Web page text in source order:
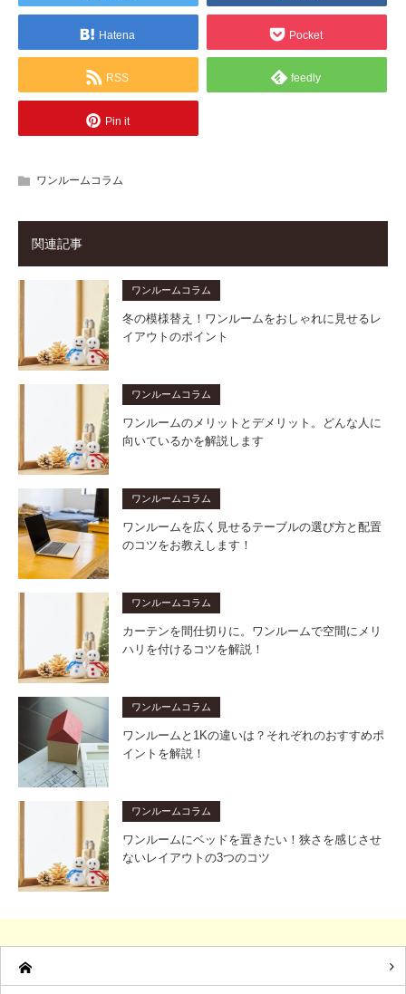
Hatena Pocket
RSS feedly
Pin it
ワンルームコラム
関連記事
ワンルームコラム
冬の模様替え！ワンルームをおしゃれに見せるレ
イアウトのポイント
ワンルームコラム
ワンルームのメリットとデメリット。どんな人に
向いているかを解説します
ワンルームコラム
ワンルームを広く見せるテーブルの選び方と配置
のコツをお教えします！
ワンルームコラム
カーテンを間仕切りに。ワンルームで空間にメリ
ハリを付けるコツを解説！
ワンルームコラム
ワンルームと1Kの違いは？それぞれのおすすめポ
イントを解説！
ワンルームコラム
ワンルームにベッドを置きたい！狭さを感じさせ
ないレイアウトの3つのコツ